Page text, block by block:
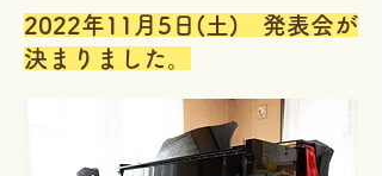
2022年11月5日(土) 発表会が
決まりました。